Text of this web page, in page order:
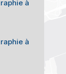
à
à